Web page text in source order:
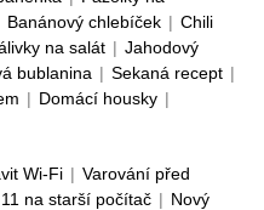
Banánový chlebíček | Chili
na salát | Jahodový
bublanina | Sekaná recept |
| Domácí housky |
Wi-Fi | Varování před
na starší počítač | Nový